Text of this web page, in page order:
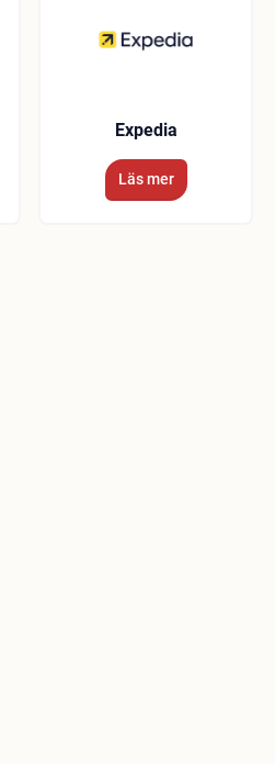
Expedia
Läs mer